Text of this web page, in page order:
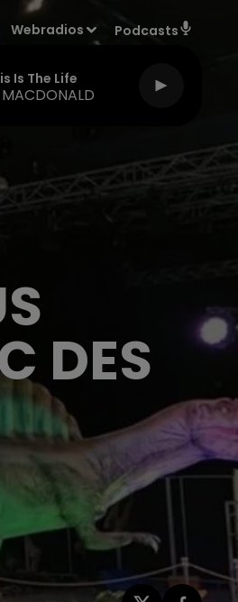
Webradios Podcasts
Is The Life
DES